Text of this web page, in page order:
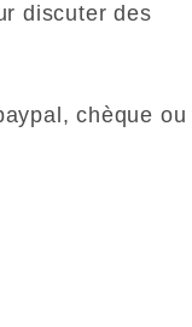
discuter des
chèque ou